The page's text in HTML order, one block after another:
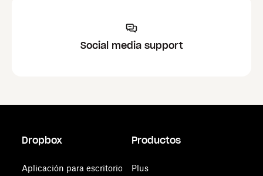
Social media support
Dropbox
Aplicación para escritorio
Productos
Plus